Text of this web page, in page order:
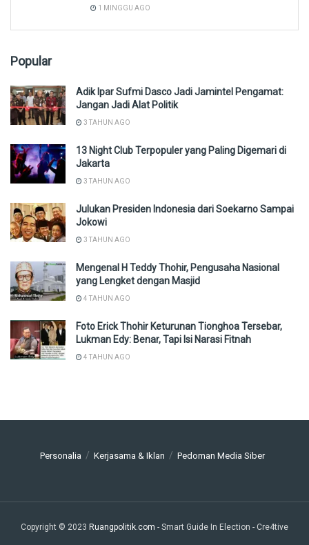
1 MINGGU AGO
Popular
Adik Ipar Sufmi Dasco Jadi Jamintel Pengamat:
Jangan Jadi Alat Politik
3 TAHUN AGO
13 Night Club Terpopuler yang Paling Digemari di
Jakarta
3 TAHUN AGO
Julukan Presiden Indonesia dari Soekarno Sampai
Jokowi
3 TAHUN AGO
Mengenal H Teddy Thohir, Pengusaha Nasional
yang Lengket dengan Masjid
4 TAHUN AGO
Foto Erick Thohir Keturunan Tionghoa Tersebar,
Lukman Edy: Benar, Tapi Isi Narasi Fitnah
4 TAHUN AGO
Personalia Kerjasama & Iklan Pedoman Media Siber
Copyright © 2023 Ruangpolitik.com - Smart Guide In Election - Cre4tive